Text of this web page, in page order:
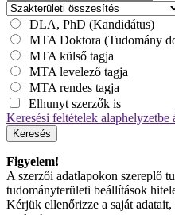
DLA, PhD (Kandidátus)
MTA Doktora (Tudomány
MTA külső tagja
MTA levelező tagja
MTA rendes tagja
Elhunyt szerzők is
Keresési feltételek alaphelyzetbe
Keresés
Figyelem!
A szerzői adatlapokon szereplő
tudományterületi beállítások
Kérjük ellenőrizze a saját adatait,